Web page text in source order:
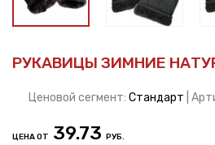
РУКАВИЦЫ ЗИМНИЕ
Ценовой сегмент: Стандарт |
ЦЕНА ОТ 39.73 РУБ.